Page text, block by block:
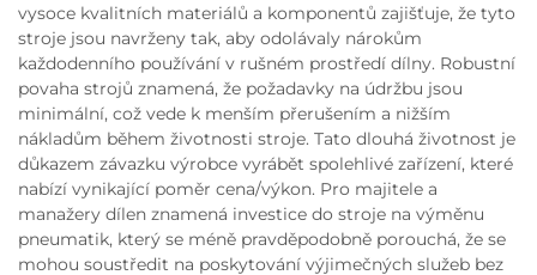
vysoce kvalitních materiálů a komponentů zajišťuje, že tyto
stroje jsou navrženy tak, aby odolávaly nárokům
každodenního používání v rušném prostředí dílny. Robustní
povaha strojů znamená, že požadavky na údržbu jsou
minimální, což vede k menším přerušením a nižším
nákladům během životnosti stroje. Tato dlouhá životnost je
důkazem závazku výrobce vyrábět spolehlivé zařízení, které
nabízí vynikající poměr cena/výkon. Pro majitele a
manažery dílen znamená investice do stroje na výměnu
pneumatik, který se méně pravděpodobně porouchá, že se
mohou soustředit na poskytování výjimečných služeb bez